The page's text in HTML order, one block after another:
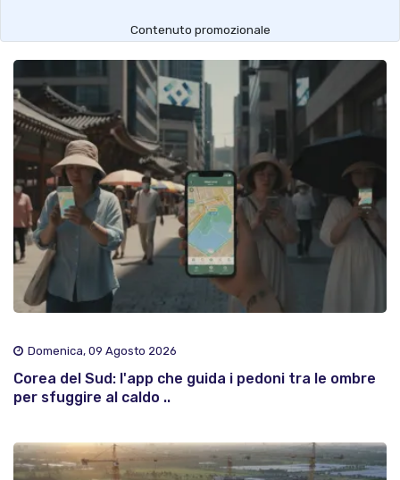
Contenuto promozionale
Domenica, 09 Agosto 2026
Corea del Sud: l'app che guida i pedoni tra le ombre
per sfuggire al caldo ..